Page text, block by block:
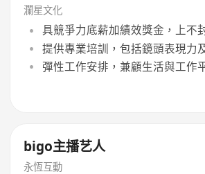
瀾星文化
具競爭力底薪加績效獎金，上不
提供專業培訓，包括鏡頭表現力
彈性工作安排，兼顧生活與工作
bigo主播艺人
永恆互動